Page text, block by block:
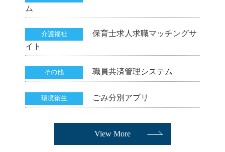
ム
介護福祉
保育士求人求職マッチングサ
イト
その他 職員共済管理システム
環境衛生 ごみ分別アプリ
View More